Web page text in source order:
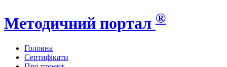
Методичний портал ®
Головна
Сертифікати